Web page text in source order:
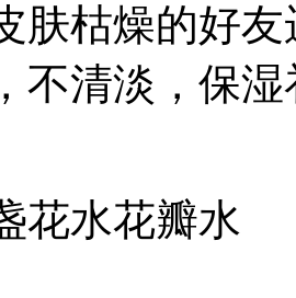
肤枯燥的好
不清淡，保
花水花瓣水